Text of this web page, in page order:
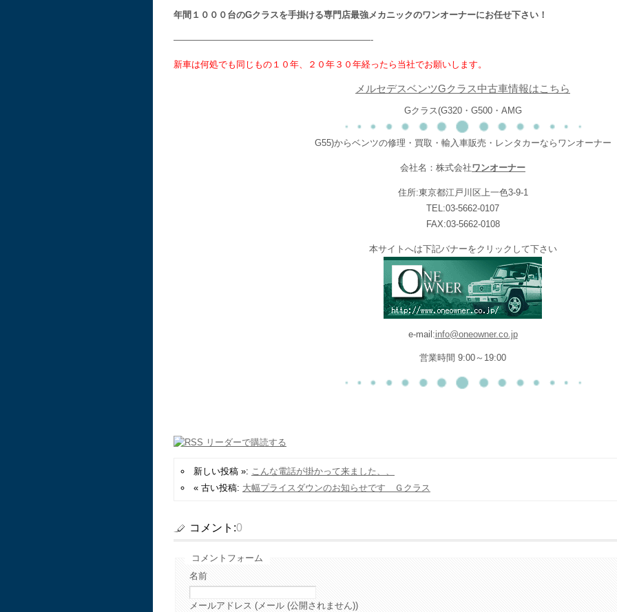
年間１０００台のGクラスを手掛ける専門店最強メカニックのワンオーナーにお任せ下さい！
——————————————————————-
新車は何処でも同じもの１０年、２０年３０年経ったら当社でお願いします。
メルセデスベンツGクラス中古車情報はこちら
Gクラス(G320・G500・AMG
G55)からベンツの修理・買取・輸入車販売・レンタカーならワンオーナー
会社名：株式会社ワンオーナー
住所:東京都江戸川区上一色3-9-1
TEL:03-5662-0107
FAX:03-5662-0108
本サイトへは下記バナーをクリックして下さい
e-mail:info@oneowner.co.jp
営業時間 9:00～19:00
新しい投稿 »: こんな電話が掛かって来ました、、
« 古い投稿: 大幅プライスダウンのお知らせです Ｇクラス
コメント:0
コメントフォーム
名前
メールアドレス (メール (公開されません))